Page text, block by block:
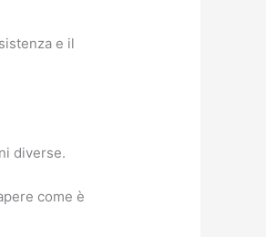
e il
diverse.
come è